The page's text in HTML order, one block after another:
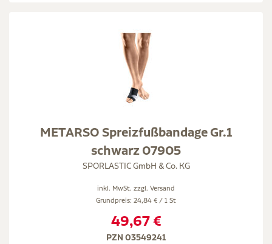
METARSO Spreizfußbandage Gr.1
schwarz 07905
SPORLASTIC GmbH & Co. KG
inkl. MwSt. zzgl. Versand
Grundpreis: 24,84 € / 1 St
49,67 €
PZN 03549241